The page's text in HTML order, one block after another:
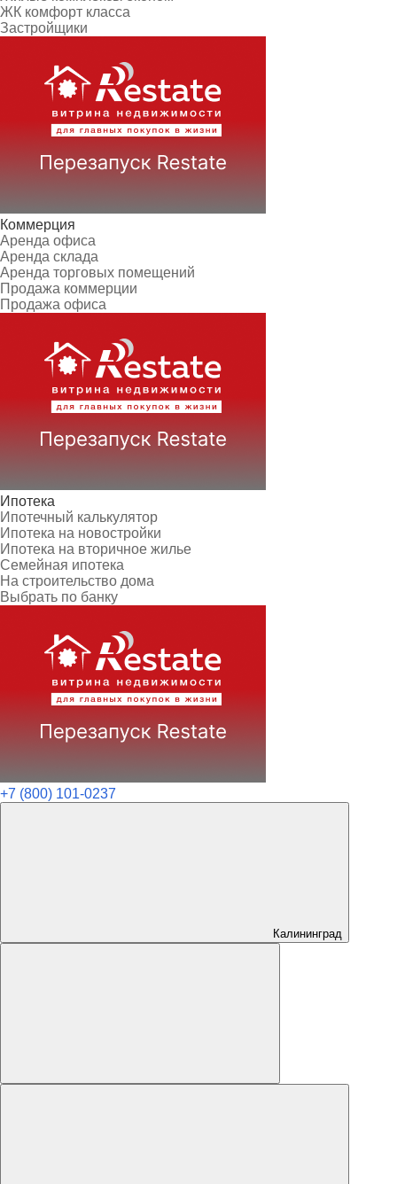
ЖК комфорт класса
Застройщики
Коммерция
Аренда офиса
Аренда склада
Аренда торговых помещений
Продажа коммерции
Продажа офиса
Ипотека
Ипотечный калькулятор
Ипотека на новостройки
Ипотека на вторичное жилье
Семейная ипотека
На строительство дома
Выбрать по банку
+7 (800) 101-0237
Калининград